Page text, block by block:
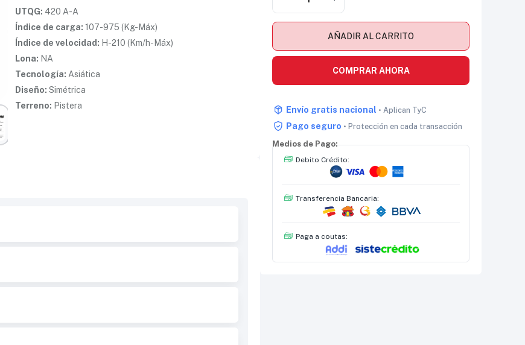
UTQG: 420 A-A
Índice de carga: 107-975 (Kg-Máx)
Índice de velocidad: H-210 (Km/h-Máx)
Lona: NA
Tecnología: Asiática
Diseño: Simétrica
Terreno: Pistera
AÑADIR AL CARRITO
COMPRAR AHORA
Envío gratis nacional • Aplican TyC
Pago seguro • Protección en cada transacción
Medios de Pago:
Debito Crédito:
Transferencia Bancaria:
Paga a coutas: